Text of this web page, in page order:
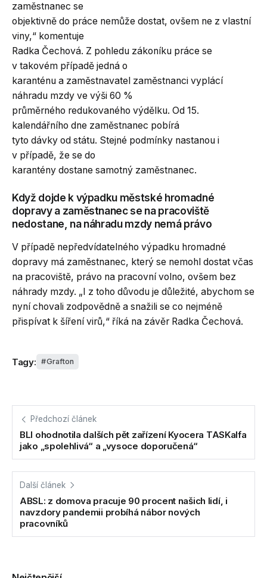
zaměstnanec se
objektivně do práce nemůže dostat, ovšem ne z vlastní
viny,“ komentuje
Radka Čechová. Z pohledu zákoníku práce se
v takovém případě jedná o
karanténu a zaměstnavatel zaměstnanci vyplácí
náhradu mzdy ve výši 60 %
průměrného redukovaného výdělku. Od 15.
kalendářního dne zaměstnanec pobírá
tyto dávky od státu. Stejné podmínky nastanou i
v případě, že se do
karantény dostane samotný zaměstnanec.
Když dojde k výpadku městské hromadné
dopravy a zaměstnanec se na pracoviště
nedostane, na náhradu mzdy nemá právo
V případě nepředvídatelného výpadku hromadné
dopravy má zaměstnanec, který se nemohl dostat včas
na pracoviště, právo na pracovní volno, ovšem bez
náhrady mzdy. „I z toho důvodu je důležité, abychom se
nyní chovali zodpovědně a snažili se co nejméně
přispívat k šíření virů,“ říká na závěr Radka Čechová.
Tagy: Grafton
Předchozí článek
BLI ohodnotila dalších pět zařízení Kyocera TASKalfa
jako „spolehlivá“ a „vysoce doporučená“
Další článek
ABSL: z domova pracuje 90 procent našich lidí, i
navzdory pandemii probíhá nábor nových
pracovníků